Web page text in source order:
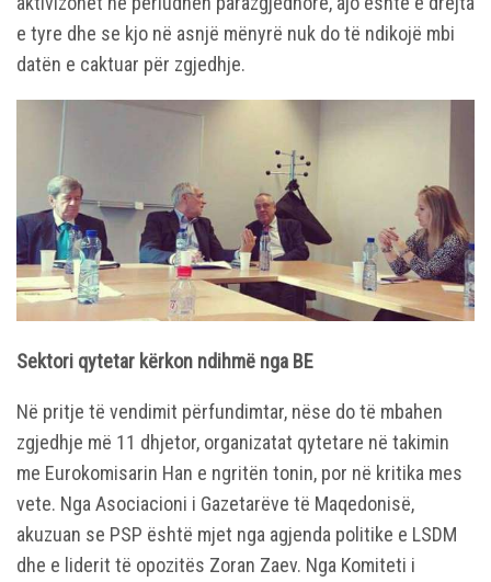
e tyre dhe se kjo në asnjë mënyrë nuk do të ndikojë mbi
datën e caktuar për zgjedhje.
Sektori qytetar kërkon ndihmë nga BE
Në pritje të vendimit përfundimtar, nëse do të mbahen
zgjedhje më 11 dhjetor, organizatat qytetare në takimin
me Eurokomisarin Han e ngritën tonin, por në kritika mes
vete. Nga Asociacioni i Gazetarëve të Maqedonisë,
akuzuan se PSP është mjet nga agjenda politike e LSDM
dhe e liderit të opozitës Zoran Zaev. Nga Komiteti i